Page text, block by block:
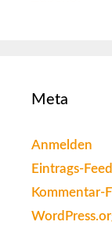
Meta
Anmelden
Eintrags-Feed
Kommentar-